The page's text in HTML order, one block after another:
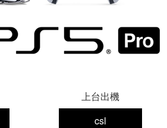
上台出機
csl